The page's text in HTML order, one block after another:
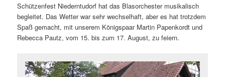
Schützenfest Niederntudorf hat das Blasorchester musikalisch
begleitet. Das Wetter war sehr wechselhaft, aber es hat trotzdem
Spaß gemacht, mit unserem Königspaar Martin Papenkordt und
Rebecca Pautz, vom 15. bis zum 17. August, zu feiern.